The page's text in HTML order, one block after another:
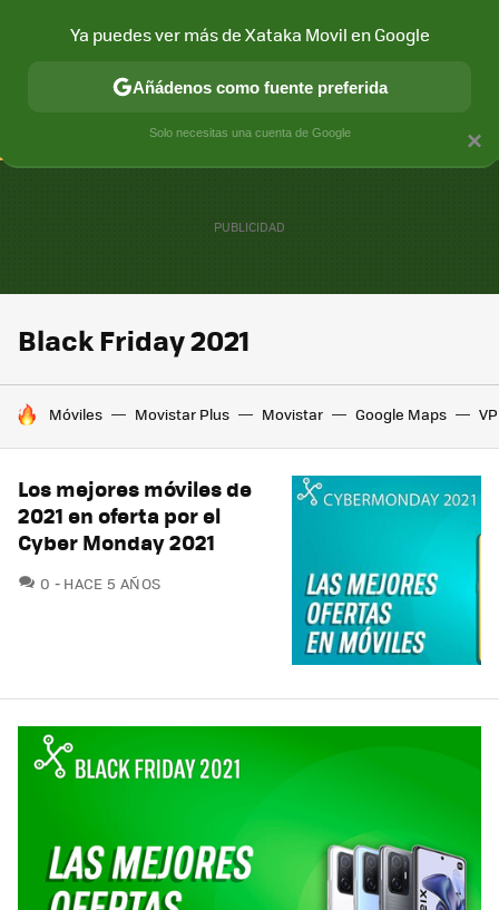
CONECTIVIDAD MÓVIL Y SOCIEDAD APLICACIONES
Black Friday 2021
HOY SE HABLA DE
Móviles Movistar Plus Movistar Google Maps
Los mejores móviles de
2021 en oferta por el
Cyber Monday 2021
0 COMENTARIOS
HACE 5 AÑOS
×
Ya puedes ver más de Xataka Movil en Google
Añádenos como fuente preferida
Solo necesitas una cuenta de Google